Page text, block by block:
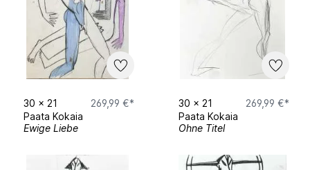
30 x 21
269,99 €*
Paata Kokaia
Ewige Liebe
30 x 21
269,99 €*
Paata Kokaia
Ohne Titel